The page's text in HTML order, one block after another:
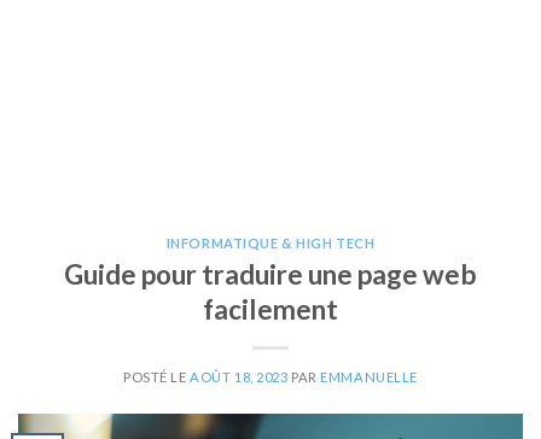
INFORMATIQUE & HIGH TECH
Guide pour traduire une page web
facilement
POSTÉ LE AOÛT 18, 2023 PAR EMMANUELLE